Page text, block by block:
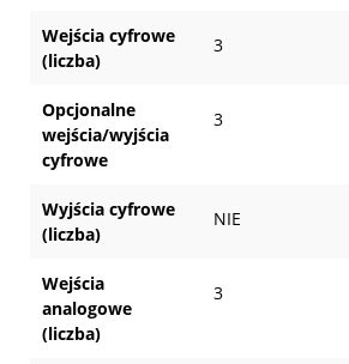
Wejścia cyfrowe
(liczba)
3
Opcjonalne
wejścia/wyjścia
cyfrowe
3
Wyjścia cyfrowe
(liczba)
NIE
Wejścia
analogowe
(liczba)
3